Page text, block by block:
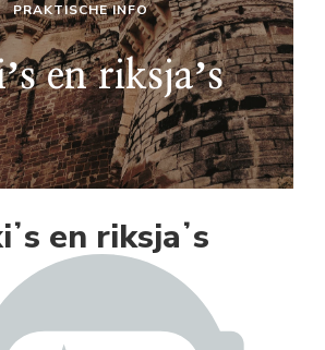
PRAKTISCHE INFO
en riksjaʼs
en riksjaʼs